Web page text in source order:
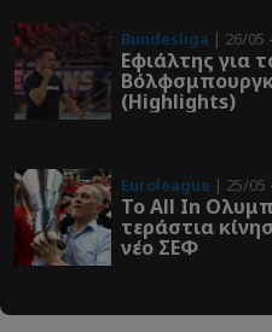
Bundesliga | 26/05
Εφιάλτης για
(Highlights)
Euroleague | 25/05
Το All In
τεράστια
νέο ΣΕΦ